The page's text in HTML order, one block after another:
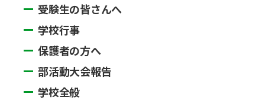
受験生の皆さんへ
学校行事
保護者の方へ
部活動大会報告
学校全般